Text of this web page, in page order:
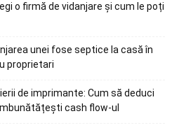
o firmă de vidanjare și cum le poți
unei fose septice la casă în
proprietari
de imprimante: Cum să deduci
cash flow-ul